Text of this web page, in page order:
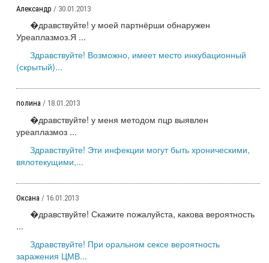
Александр / 30.01.2013
�дравствуйте! у моей партнёрши обнаружен
Уреаплазмоз.Я ...
Здравствуйте! Возможно, имеет место инкубационный
(скрытый)...
полина / 18.01.2013
�дравствуйте! у меня методом пцр выявлен
уреаплазмоз ...
Здравствуйте! Эти инфекции могут быть хроническими,
вялотекущими,...
Оксана / 16.01.2013
�дравствуйте! Скажите пожалуйста, какова вероятность
...
Здравствуйте! При оральном сексе вероятность
заражения ЦМВ...